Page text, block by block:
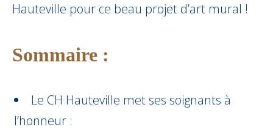
Hauteville pour ce beau projet d’art mural !
Sommaire :
Le CH Hauteville met ses soignants à
l’honneur :